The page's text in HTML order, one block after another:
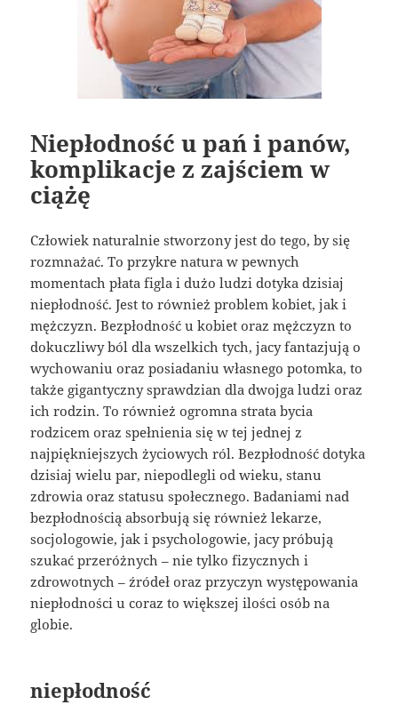
Niepłodność u pań i panów,
komplikacje z zajściem w
ciążę
Człowiek naturalnie stworzony jest do tego, by się
rozmnażać. To przykre natura w pewnych
momentach płata figla i dużo ludzi dotyka dzisiaj
niepłodność. Jest to również problem kobiet, jak i
mężczyzn. Bezpłodność u kobiet oraz mężczyzn to
dokuczliwy ból dla wszelkich tych, jacy fantazjują o
wychowaniu oraz posiadaniu własnego potomka, to
także gigantyczny sprawdzian dla dwojga ludzi oraz
ich rodzin. To również ogromna strata bycia
rodzicem oraz spełnienia się w tej jednej z
najpiękniejszych życiowych ról. Bezpłodność dotyka
dzisiaj wielu par, niepodlegli od wieku, stanu
zdrowia oraz statusu społecznego. Badaniami nad
bezpłodnością absorbują się również lekarze,
socjologowie, jak i psychologowie, jacy próbują
szukać przeróżnych – nie tylko fizycznych i
zdrowotnych – źródeł oraz przyczyn występowania
niepłodności u coraz to większej ilości osób na
globie.
niepłodność